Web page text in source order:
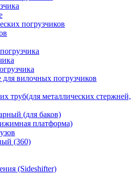
погрузчиков
вилочных погрузчиков
труб(для металлических стержней,
(для баков)
платформа)
(360)
(Sideshifter)